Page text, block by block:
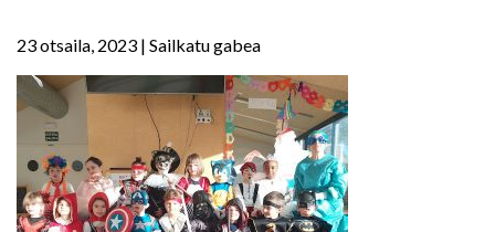
23 otsaila, 2023 | Sailkatu gabea